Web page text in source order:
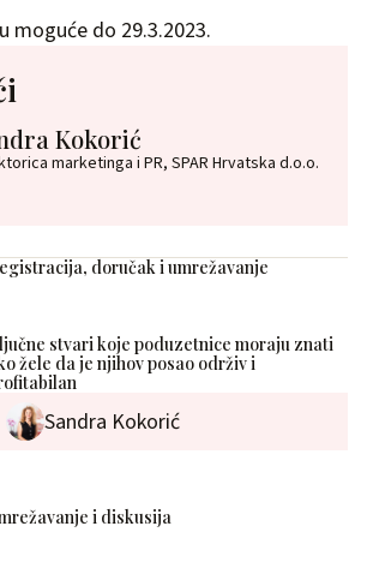
moguće do 29.3.2023.
Kokorić
marketinga i PR, SPAR Hrvatska d.o.o.
doručak i umrežavanje
stvari koje poduzetnice moraju znati
žele da je njihov posao održiv i
Sandra Kokorić
i diskusija